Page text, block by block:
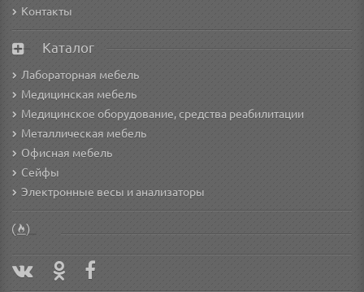
Контакты
Каталог
Лабораторная мебель
Медицинская мебель
Медицинское оборудование, средства реабилитации
Металлическая мебель
Офисная мебель
Сейфы
Электронные весы и анализаторы